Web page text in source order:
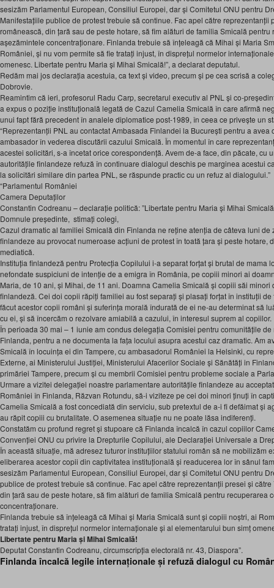
sesizăm Parlamentul European, Consiliul Europei, dar și Comitetul ONU pentru
Manifestațiile publice de protest trebuie să continue. Fac apel către reprezentanții
românească, din țară sau de peste hotare, să fim alături de familia Smicală
așezămintele concentraționare. Finlanda trebuie să înțeleagă că Mihai și Maria
României, și nu vom permite să fie tratați injust, în disprețul normelor
omenesc. Libertate pentru Maria și Mihai Smicală!”, a declarat deputatul.
Redăm mai jos declarația acestuia, ca text și video, precum și pe cea scrisă a
Dobrovie.
Reamintim că ieri, profesorul Radu Carp, secretarul executiv al PNL și co-
a expus o poziție instituțională legată de Cazul Camelia Smicală în care afirmă
unui fapt fără precedent în analele diplomatice post-1989, în ceea ce privește un
“Reprezentanții PNL au contactat Ambasada Finlandei la București pentru a avea
ambasador în vederea discutării cazului Smicală. În momentul în care
acestei solicitări, s-a încetat orice corespondență. Avem de-a face, din păcate, cu
autoritățile finlandeze refuză în continuare dialogul deschis pe marginea acestui
la solicitări similare din partea PNL, se răspunde practic cu un refuz al dialogului.”
“Parlamentul României
Camera Deputaților
Constantin Codreanu – declarație politică: ”Libertate pentru Maria și Mihai
Domnule președinte, stimați colegi,
Cazul dramatic al familiei Smicală din Finlanda ne reține atenția de câteva luni de
finlandeze au provocat numeroase acțiuni de protest în toată țara și peste hotare,
mediatică.
Instituția finlandeză pentru Protecția Copilului i-a separat forțat și brutal de mama
nefondate suspiciuni de intenție de a emigra în România, pe copiii minori ai
Maria, de 10 ani, și Mihai, de 11 ani. Doamna Camelia Smicală și copiii săi
finlandeză. Cei doi copii răpiți familiei au fost separați și plasați forțat în instituții
făcut acestor copii români și suferința morală îndurată de ei ne-au determinat să
cu ei, și să încercăm o rezolvare amiabilă a cazului, în interesul suprem al copiilor.
În perioada 30 mai – 1 iunie am condus delegația Comisiei pentru comunitățile
Finlanda, pentru a ne documenta la fața locului asupra acestui caz dramatic. Am
Smicală în locuința ei din Tampere, cu ambasadorul României la Helsinki, cu
Externe, ai Ministerului Justiției, Ministerului Afacerilor Sociale și Sănătăți in
primăriei Tampere, precum și cu membrii Comisiei pentru probleme sociale a
Urmare a vizitei delegației noastre parlamentare autoritățile finlandeze au
României în Finlanda, Răzvan Rotundu, să-i viziteze pe cei doi minori ținuți în
Camelia Smicală a fost concediată din serviciu, sub pretextul de a-i fi defăimat și
au răpit copiii cu brutalitate. O asemenea situație nu ne poate lăsa indiferenți.
Constatăm cu profund regret și stupoare că Finlanda încalcă în cazul copiilor
Convenției ONU cu privire la Drepturile Copilului, ale Declarației Universale a
În această situație, mă adresez tuturor instituțiilor statului român să ne mobilizăm
eliberarea acestor copii din captivitatea instituțională și readucerea lor în sânul
sesizăm Parlamentul European, Consiliul Europei, dar și Comitetul ONU pentru
publice de protest trebuie să continue. Fac apel către reprezentanții presei și
din țară sau de peste hotare, să fim alături de familia Smicală pentru recuperarea
concentraționare.
Finlanda trebuie să înțeleagă că Mihai și Maria Smicală sunt și copiii noștri, ai
tratați injust, în disprețul normelor internaționale și al elementarului bun simț
Libertate pentru Maria și Mihai Smicală!
Deputat Constantin Codreanu, circumscripția electorală nr. 43, Diaspora”.
Finlanda încalcă legile internaționale și refuză dialogul cu